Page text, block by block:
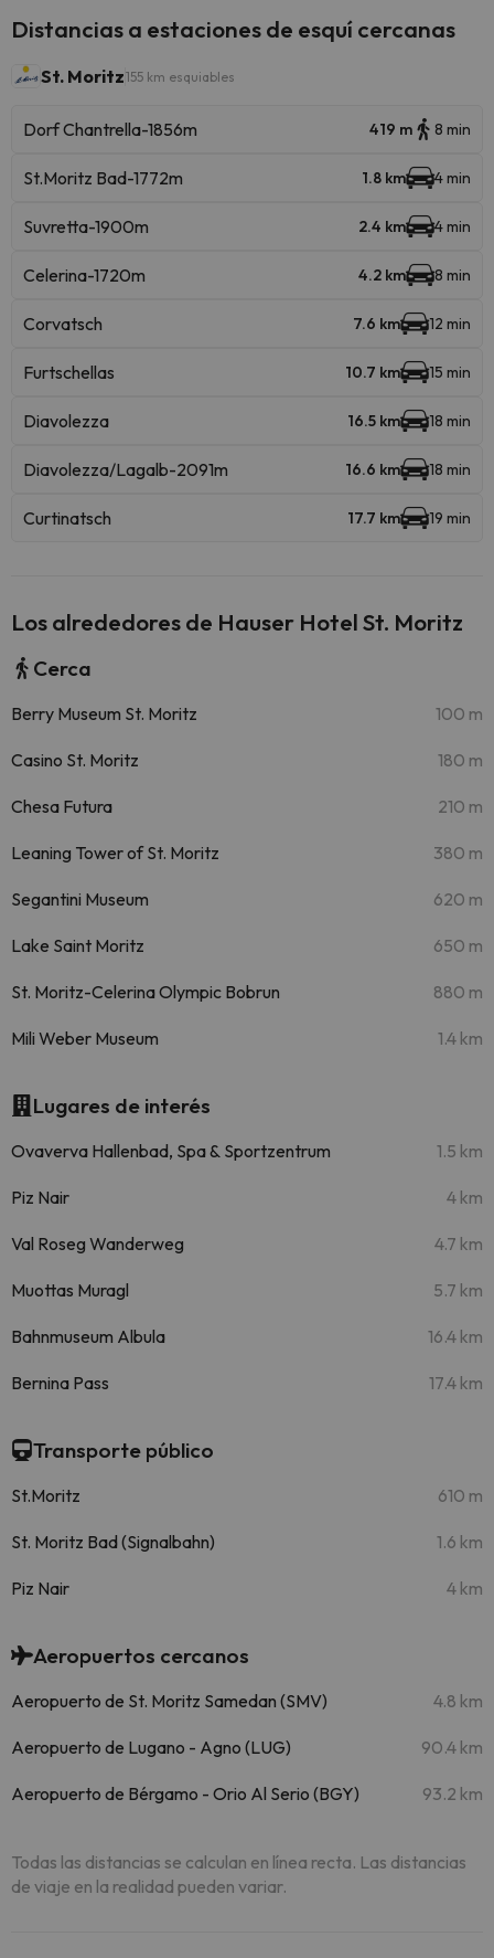
Distancias a estaciones de esquí cercanas
St. Moritz155 km esquiables
Dorf Chantrella-1856m 419 m 8 min
St.Moritz Bad-1772m 1.8 km 4 min
Suvretta-1900m 2.4 km 4 min
Celerina-1720m 4.2 km 8 min
Corvatsch 7.6 km 12 min
Furtschellas 10.7 km 15 min
Diavolezza 16.5 km 18 min
Diavolezza/Lagalb-2091m 16.6 km 18 min
Curtinatsch 17.7 km 19 min
Los alrededores de Hauser Hotel St. Moritz
Cerca
Berry Museum St. Moritz 100 m
Casino St. Moritz 180 m
Chesa Futura 210 m
Leaning Tower of St. Moritz 380 m
Segantini Museum 620 m
Lake Saint Moritz 650 m
St. Moritz-Celerina Olympic Bobrun 880 m
Mili Weber Museum 1.4 km
Lugares de interés
Ovaverva Hallenbad, Spa & Sportzentrum 1.5 km
Piz Nair 4 km
Val Roseg Wanderweg 4.7 km
Muottas Muragl 5.7 km
Bahnmuseum Albula 16.4 km
Bernina Pass 17.4 km
Transporte público
St.Moritz 610 m
St. Moritz Bad (Signalbahn) 1.6 km
Piz Nair 4 km
Aeropuertos cercanos
Aeropuerto de St. Moritz Samedan (SMV) 4.8 km
Aeropuerto de Lugano - Agno (LUG) 90.4 km
Aeropuerto de Bérgamo - Orio Al Serio (BGY) 93.2 km
Todas las distancias se calculan en línea recta. Las distancias
de viaje en la realidad pueden variar.